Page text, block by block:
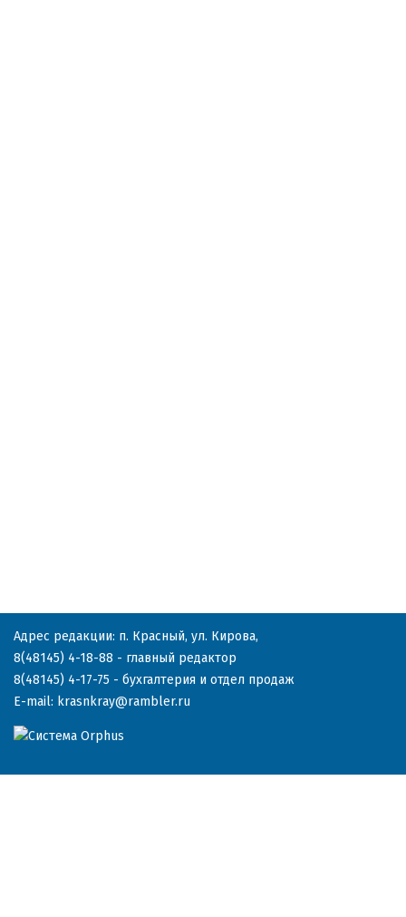
Адрес редакции: п. Красный, ул. Кирова,
8(48145) 4-18-88 - главный редактор
8(48145) 4-17-75 - бухгалтерия и отдел продаж
E-mail: krasnkray@rambler.ru